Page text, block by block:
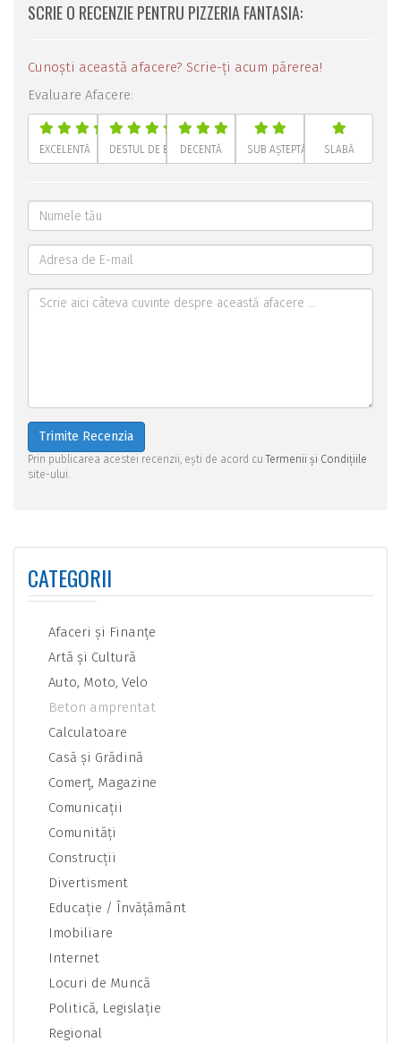
SCRIE O RECENZIE PENTRU PIZZERIA FANTASIA:
Cunoști această afacere? Scrie-ți acum părerea!
Evaluare Afacere:
EXCELENTĂ DESTUL DE BUNĂDECENTĂ SUB AȘTEPTĂRI SLABĂ
Trimite Recenzia
Prin publicarea acestei recenzii, ești de acord cuTermenii și Condițiile
site-ului.
CATEGORII
Afaceri şi Finanţe
Artă şi Cultură
Auto, Moto, Velo
Beton amprentat
Calculatoare
Casă şi Grădină
Comerţ, Magazine
Comunicaţii
Comunităţi
Construcţii
Divertisment
Educaţie / Învăţământ
Imobiliare
Internet
Locuri de Muncă
Politică, Legislaţie
Regional